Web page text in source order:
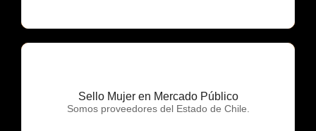
Sello Mujer en Mercado Público
Somos proveedores del Estado de Chile.
OTP Servicios